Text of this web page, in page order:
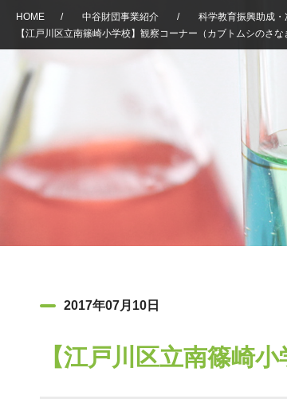
HOME / 中谷財団事業紹介 / 科学教育振興助成
【江戸川区立南篠崎小学校】観察コーナー（カブトムシのさな
2017年07月10日
【江戸川区立南篠崎